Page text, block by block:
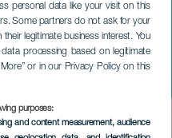
personal data like your visit on this
Some partners do not ask for your
legitimate business interest. You
processing based on legitimate
or in our Privacy Policy on this
purposes:
and content measurement, audience